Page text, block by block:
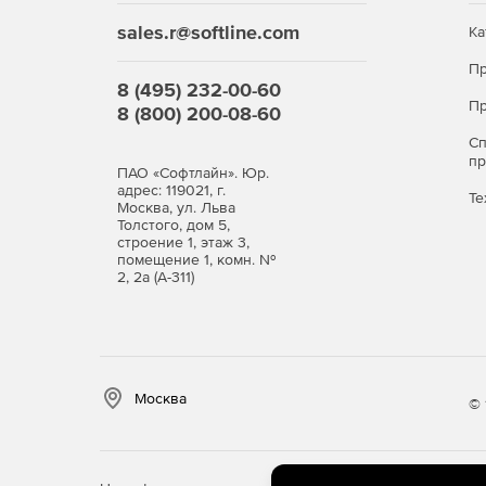
sales.r@softline.com
8 (495) 232-00-60
8 (800) 200-08-60
ПАО «Софтлайн». Юр.
адрес: 119021, г.
Москва, ул. Льва
Толстого, дом 5,
строение 1, этаж 3,
помещение 1, комн. №
2, 2а (А-311)
Москва ©